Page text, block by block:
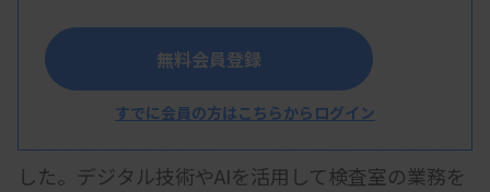
日本臨床衛生検査技師会の横地常広会長は5月27
日、東京都内のホテルで開かれた社会保障勉強会に
講師として出席し、改めて「臨床検査DX」を提唱
した。デジタル技術やAIを活用して検査室の業務を
無料会員登録
すでに会員の方はこちらからログイン